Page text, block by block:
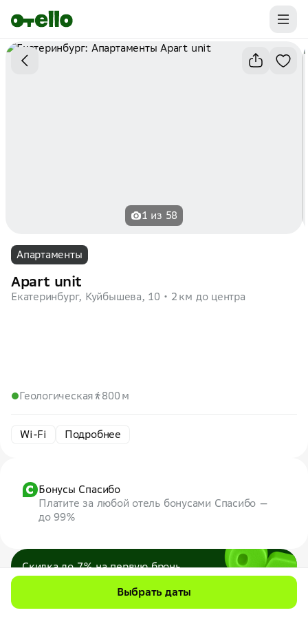
Промокоды на первую бронь уже ваши.
Забирайте выгоду
1 из 58
Апартаменты
Apart unit
Екатеринбург, Куйбышева, 10 2 км до центра
Геологическая 800 м
Wi-Fi Подробнее
Бонусы Спасибо
Платите за любой отель бонусами Спасибо —
до 99%
Скидка до 7% на первую бронь
по промокоду 7WEB
Все промокоды
Выбрать даты